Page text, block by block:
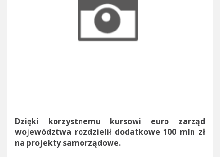
Dzięki korzystnemu kursowi euro zarząd
województwa rozdzielił dodatkowe 100 mln zł
na projekty samorządowe.